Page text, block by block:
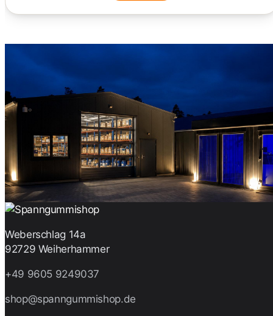
Weberschlag 14a
92729 Weiherhammer
+49 9605 9249037
shop@spanngummishop.de